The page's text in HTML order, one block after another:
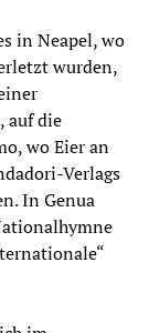
in Neapel, wo
wurden,
auf die
wo Eier an
Verlags
In Genua